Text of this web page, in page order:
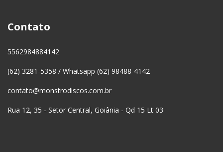
Contato
5562984884142
(62) 3281-5358 / Whatsapp (62) 98488-4142
contato@monstrodiscos.com.br
Rua 12, 35 - Setor Central, Goiânia - Qd 15 Lt 03